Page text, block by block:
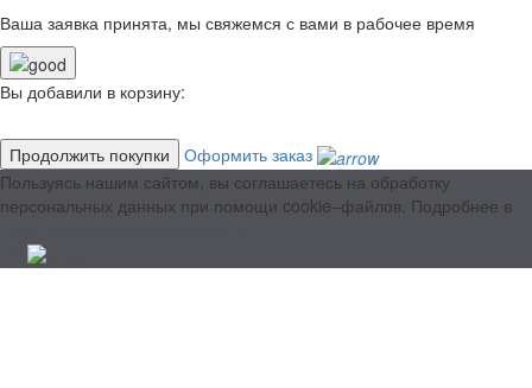
Ваша заявка принята, мы свяжемся с вами в рабочее время
Вы добавили в корзину:
Продолжить покупки
Оформить заказ
Пользуясь нашим сайтом, вы соглашаетесь на обработку
персональных данных при помощи cookie–файлов. Подробнее в